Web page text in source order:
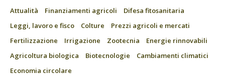
Attualità Finanziamenti agricoli
Difesa fitosanitaria
Leggi, lavoro e fisco
Colture
Prezzi agricoli e mercati
Fertilizzazione
Irrigazione Zootecnia
Energie rinnovabili
Agricoltura biologica
Biotecnologie
Cambiamenti climatici
Economia circolare